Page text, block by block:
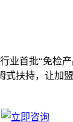
首批“免检
扶持，让加盟